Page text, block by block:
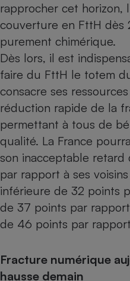
rapprocher cet horizon,
couverture en FttH dès
purement chimérique.
Dès lors, il est
faire du FttH le totem
consacre ses
réduction rapide de la
permettant à tous de
qualité. La France
son inacceptable
par rapport à ses
inférieure de 32 points
de 37 points par
de 46 points par
Fracture numérique
hausse demain